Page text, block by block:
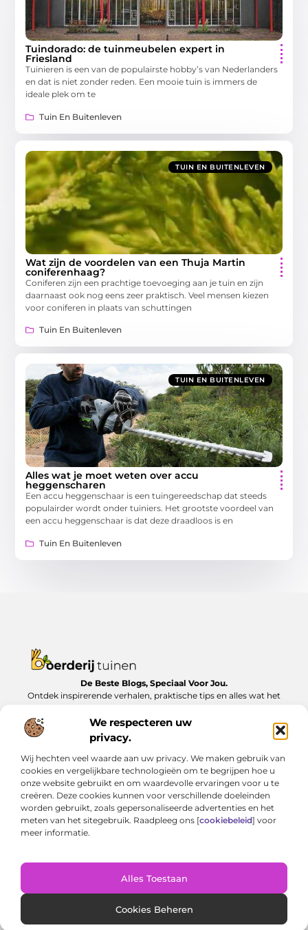
We respecteren uw
privacy.
Wij hechten veel waarde aan uw privacy. We maken gebruik van
cookies en vergelijkbare technologieën om te begrijpen hoe u
onze website gebruikt en om waardevolle ervaringen voor u te
creëren. Deze cookies kunnen voor verschillende doeleinden
worden gebruikt, zoals gepersonaliseerde advertenties en het
meten van het sitegebruik. Raadpleeg ons [cookiebeleid] voor
meer informatie.
Alles Toestaan
Cookies Beheren
Tuindorado: de tuinmeubelen expert in
Friesland
Tuinieren is een van de populairste hobby’s van Nederlanders
en dat is niet zonder reden. Een mooie tuin is immers de
ideale plek om te
Tuin En Buitenleven
TUIN EN BUITENLEVEN
Wat zijn de voordelen van een Thuja Martin
coniferenhaag?
Coniferen zijn een prachtige toevoeging aan je tuin en zijn
daarnaast ook nog eens zeer praktisch. Veel mensen kiezen
voor coniferen in plaats van schuttingen
Tuin En Buitenleven
TUIN EN BUITENLEVEN
Alles wat je moet weten over accu
heggenscharen
Een accu heggenschaar is een tuingereedschap dat steeds
populairder wordt onder tuiniers. Het grootste voordeel van
een accu heggenschaar is dat deze draadloos is en
Tuin En Buitenleven
De Beste Blogs, Speciaal Voor Jou.
Ontdek inspirerende verhalen, praktische tips en alles wat het
Boerderijtuinen.nl.
Onze informatie
Cookiebeleid (EU)
@2025 www.boerderijtuinen.nl. All Right Reserved.